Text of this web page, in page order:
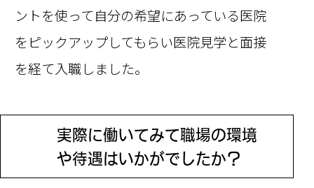
ントを使って自分の希望にあっている医院
をピックアップしてもらい医院見学と面接
を経て入職しました。
実際に働いてみて職場の環境
や待遇はいかがでしたか？